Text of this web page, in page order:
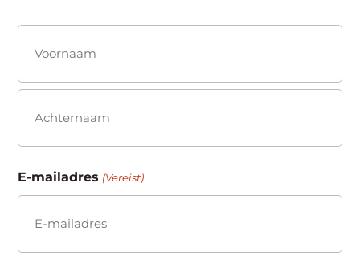
(Vereist)
Voornaam
E-mailadres (Vereist)